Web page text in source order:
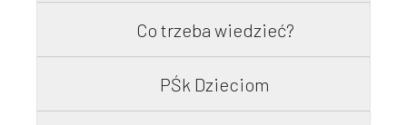
Co trzeba wiedzieć?
PŚk Dzieciom
Współpraca